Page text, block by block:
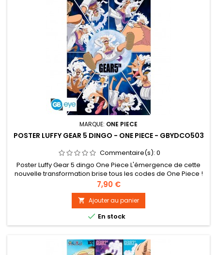
MARQUE: ONE PIECE
POSTER LUFFY GEAR 5 DINGO - ONE PIECE - GBYDCO503
Commentaire(s): 0
Poster Luffy Gear 5 dingo One Piece L'émergence de cette
nouvelle transformation brise tous les codes de One Piece !
Découvrez toutes les facettes délirantes de Luffy en forme
Gear 5th grâce à ce magnifique poster par GB eye ! -
Grammage : 170 g/m² sur papier brillant. Impression haute
qualité en offset. - Les posters mesurent 91,5 x 61 cm. -
Certifié...
Prix
7,90 €
 Ajouter au panier
 En stock